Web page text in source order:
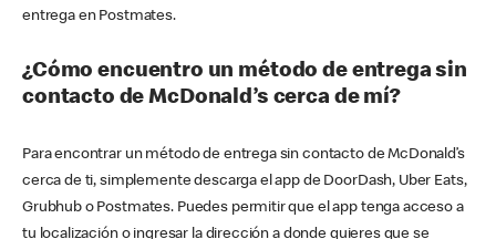
entrega en Postmates.
¿Cómo encuentro un método de entrega sin
contacto de McDonald’s cerca de mí?
Para encontrar un método de entrega sin contacto de McDonald’s
cerca de ti, simplemente descarga el app de DoorDash, Uber Eats,
Grubhub o Postmates. Puedes permitir que el app tenga acceso a
tu localización o ingresar la dirección a donde quieres que se